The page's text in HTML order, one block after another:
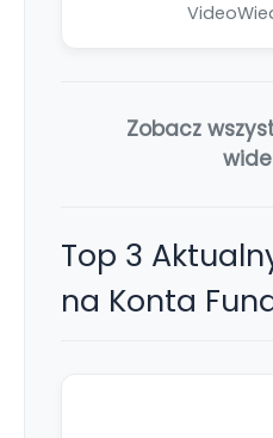
Zobacz
Top 3
na Konta